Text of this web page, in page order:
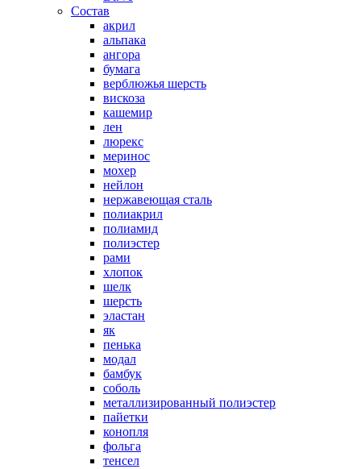
Состав
акрил
альпака
ангора
бумага
верблюжья шерсть
вискоза
кашемир
лен
люрекс
меринос
мохер
нейлон
нержавеющая сталь
полиакрил
полиамид
полиэстер
рами
хлопок
шелк
шерсть
эластан
як
пенька
модал
бамбук
соболь
металлизированный полиэстер
пайетки
конопля
фольга
тенсел